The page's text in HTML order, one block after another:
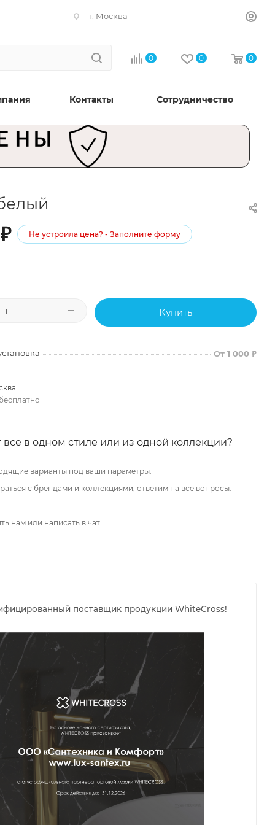
г. Москва
0 0 0
Контакты Сотрудничество
₽ Не устроила цена? - Заполните форму
Купить
От 1 000 ₽
бесплатно
все в одном стиле или из одной коллекции?
варианты под ваши параметры.
с брендами и коллекциями, ответим на все вопросы.
нам или написать в чат
поставщик продукции WhiteCross!